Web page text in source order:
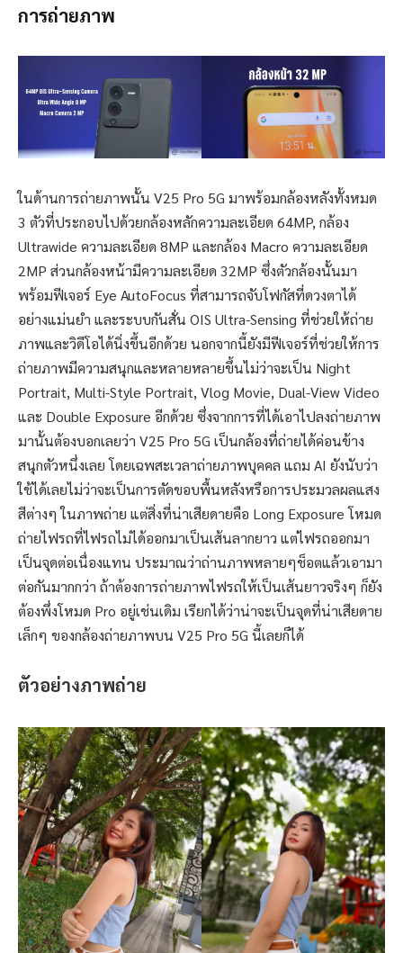
การถ่ายภาพ
ในด้านการถ่ายภาพนั้น V25 Pro 5G มาพร้อมกล้องหลังทั้งหมด
3 ตัวที่ประกอบไปด้วยกล้องหลักความละเอียด 64MP, กล้อง
Ultrawide ความละเอียด 8MP และกล้อง Macro ความละเอียด
2MP ส่วนกล้องหน้ามีความละเอียด 32MP ซึ่งตัวกล้องนั้นมา
พร้อมฟีเจอร์ Eye AutoFocus ที่สามารถจับโฟกัสที่ดวงตาได้
อย่างแม่นยำ และระบบกันสั่น OIS Ultra-Sensing ที่ช่วยให้ถ่าย
ภาพและวิดีโอได้นิ่งขึ้นอีกด้วย นอกจากนี้ยังมีฟีเจอร์ที่ช่วยให้การ
ถ่ายภาพมีความสนุกและหลายหลายขึ้นไม่ว่าจะเป็น Night
Portrait, Multi-Style Portrait, Vlog Movie, Dual-View Video
และ Double Exposure อีกด้วย ซึ่งจากการที่ได้เอาไปลงถ่ายภาพ
มานั้นต้องบอกเลยว่า V25 Pro 5G เป็นกล้องที่ถ่ายได้ค่อนข้าง
สนุกตัวหนึ่งเลย โดยเฉพสะเวลาถ่ายภาพบุคคล แถม AI ยังนับว่า
ใช้ได้เลยไม่ว่าจะเป็นการตัดขอบพื้นหลังหรือการประมวลผลแสง
สีต่างๆ ในภาพถ่าย แต่สิ่งที่น่าเสียดายคือ Long Exposure โหมด
ถ่ายไฟรถที่ไฟรถไม่ได้ออกมาเป็นเส้นลากยาว แต่ไฟรถออกมา
เป็นจุดต่อเนื่องแทน ประมาณว่าถ่านภาพหลายๆช็อตแล้วเอามา
ต่อกันมากกว่า ถ้าต้องการถ่ายภาพไฟรถให้เป็นเส้นยาวจริงๆ ก็ยัง
ต้องพึ่งโหมด Pro อยู่เช่นเดิม เรียกได้ว่าน่าจะเป็นจุดที่น่าเสียดาย
เล็กๆ ของกล้องถ่ายภาพบน V25 Pro 5G นี้เลยก็ได้
ตัวอย่างภาพถ่าย